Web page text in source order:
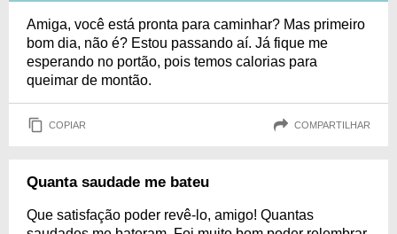
Amiga, você está pronta para caminhar? Mas primeiro
bom dia, não é? Estou passando aí. Já fique me
esperando no portão, pois temos calorias para
queimar de montão.
COPIAR COMPARTILHAR
Quanta saudade me bateu
Que satisfação poder revê-lo, amigo! Quantas